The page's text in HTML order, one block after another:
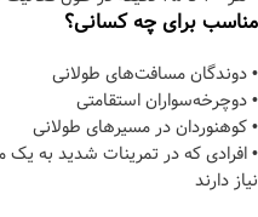
مناسب برای چه کسانی؟
• دوندگان مسافت‌های طولانی
• دوچرخه‌سواران استقامتی
• کوهنوردان در مسیرهای طولانی
• افرادی که در تمرینات شدید به
نیاز دارند